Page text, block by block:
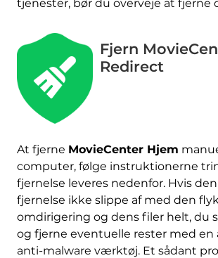
tjenester, bør du overveje at fjerne
Fjern
Redirect
At fjerne MovieCenter Hjem
computer, følge instruktionerne
fjernelse leveres nedenfor. Hvis
fjernelse ikke slippe af med den
omdirigering og dens filer helt, du
og fjerne eventuelle rester med en
anti-malware værktøj. Et sådant